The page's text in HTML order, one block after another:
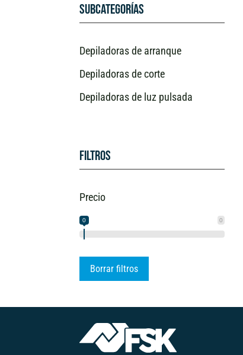
Subcategorías
Depiladoras de arranque
Depiladoras de corte
Depiladoras de luz pulsada
Filtros
Precio
0
0
Borrar filtros